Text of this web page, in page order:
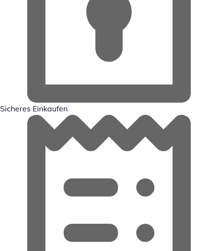
Sicheres Einkaufen